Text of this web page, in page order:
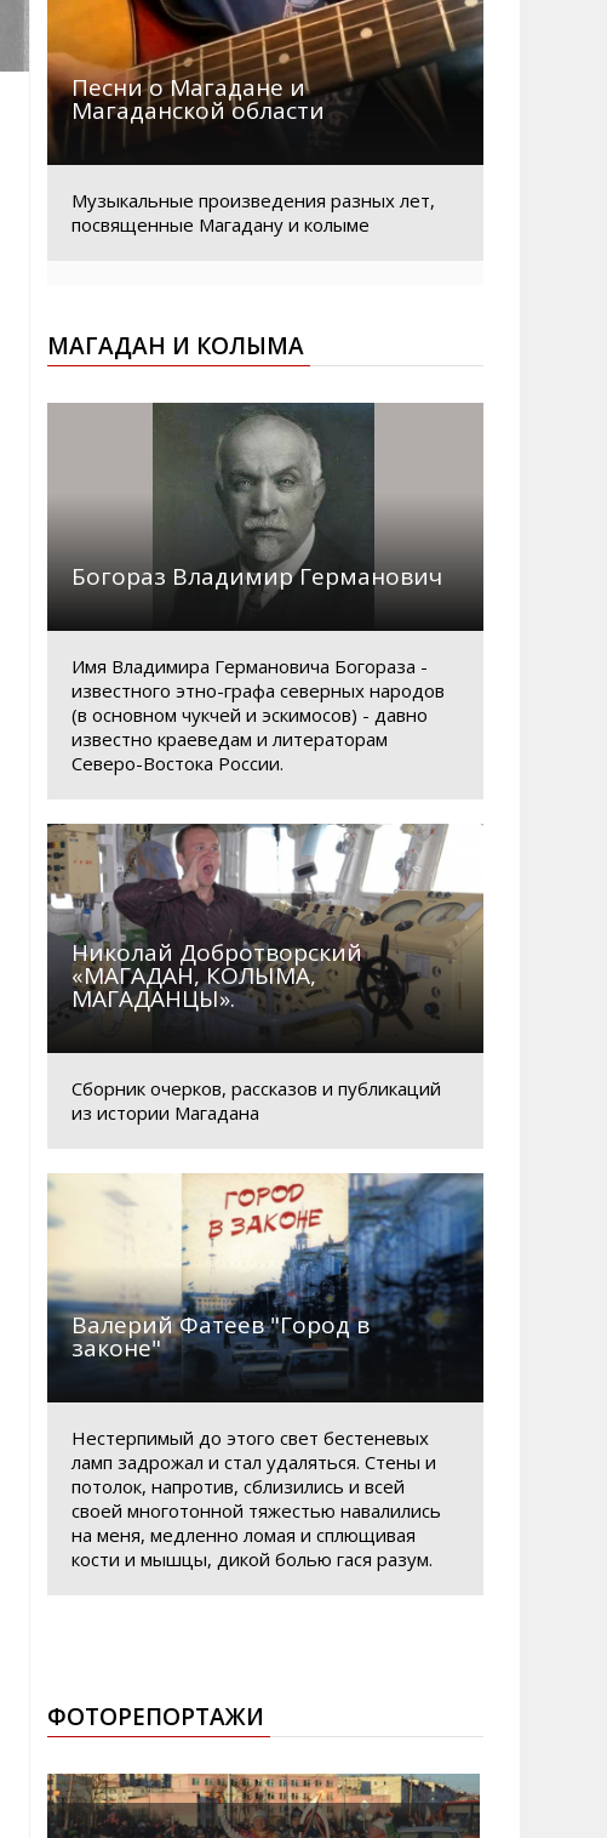
Песни о Магадане и
Магаданской области
Музыкальные произведения разных лет,
посвященные Магадану и колыме
МАГАДАН И КОЛЫМА
Богораз Владимир Германович
Имя Владимира Германовича Богораза -
известного этно-графа северных народов
(в основном чукчей и эскимосов) - давно
известно краеведам и литераторам
Северо-Востока России.
Николай Добротворский
«МАГАДАН, КОЛЫМА,
МАГАДАНЦЫ».
Сборник очерков, рассказов и публикаций
из истории Магадана
Валерий Фатеев "Город в
законе"
Нестерпимый до этого свет бестеневых
ламп задрожал и стал удаляться. Стены и
потолок, напротив, сблизились и всей
своей многотонной тяжестью навалились
на меня, медленно ломая и сплющивая
кости и мышцы, дикой болью гася разум.
ФОТОРЕПОРТАЖИ